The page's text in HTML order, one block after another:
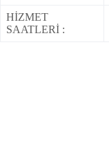
HİZMET
SAATLERİ :